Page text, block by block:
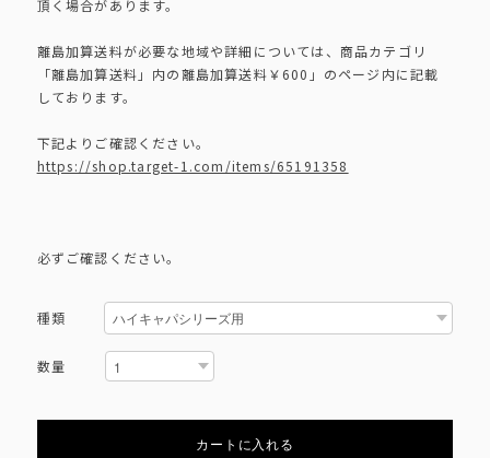
頂く場合があります。
離島加算送料が必要な地域や詳細については、商品カテゴリ
「離島加算送料」内の離島加算送料￥600」のページ内に記載
しております。
下記よりご確認ください。
https://shop.target-1.com/items/65191358
必ずご確認ください。
種類
数量
カートに入れる